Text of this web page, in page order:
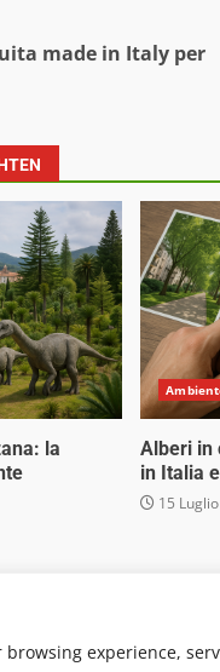
browsing experience,
made in Italy per
la
Alberi in
in Italia
15
proprietà di
senza alcuna